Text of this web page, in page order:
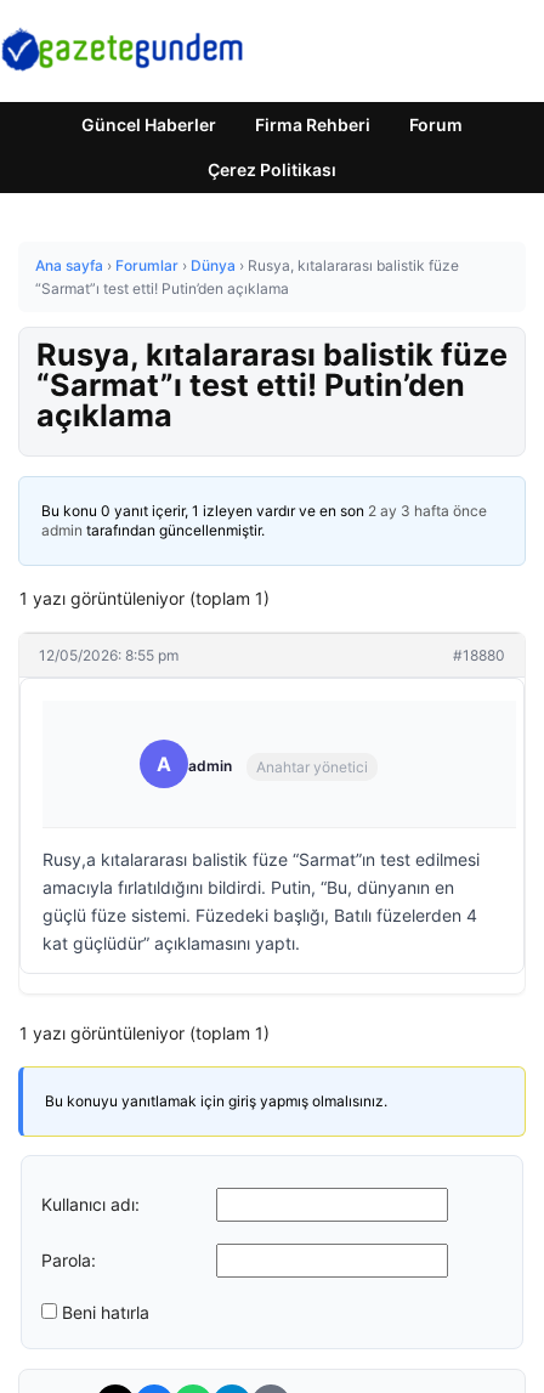
Güncel Haberler Firma Rehberi Forum
Çerez Politikası
Ana sayfa › Forumlar › Dünya › Rusya, kıtalararası balistik füze
“Sarmat”ı test etti! Putin’den açıklama
Rusya, kıtalararası balistik füze
“Sarmat”ı test etti! Putin’den
açıklama
Bu konu 0 yanıt içerir, 1 izleyen vardır ve en son 2 ay 3 hafta önce
admin tarafından güncellenmiştir.
1 yazı görüntüleniyor (toplam 1)
12/05/2026: 8:55 pm #18880
A admin Anahtar yönetici
Rusy,a kıtalararası balistik füze “Sarmat”ın test edilmesi
amacıyla fırlatıldığını bildirdi. Putin, “Bu, dünyanın en
güçlü füze sistemi. Füzedeki başlığı, Batılı füzelerden 4
kat güçlüdür” açıklamasını yaptı.
1 yazı görüntüleniyor (toplam 1)
Bu konuyu yanıtlamak için giriş yapmış olmalısınız.
Kullanıcı adı:
Parola:
Beni hatırla